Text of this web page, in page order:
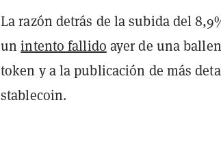
La razón detrás de la subida del
unintento fallido ayer de una
token y a la publicación de más
stablecoin.